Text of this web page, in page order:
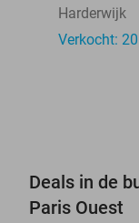
Harderwijk
Verkocht:
Deals in de
Paris Ouest